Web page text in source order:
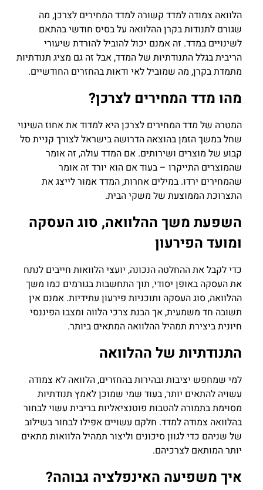
הלוואה צמודה למדד קשורה למדד המחירים לצרכן, מה
שגורם לתנודות בקרן ההלוואה על בסיס חודשי בהתאם
לשינויים במדד. זה אמנם יכול להוביל להורדת שיעורי
הריבית בגלל התנודתיות של המדד, אבל זה גם מציג תנודתיות
מתמדת בקרן, מה שמוביל לאי ודאות בהחזרים החודשיים.
מהו מדד המחירים לצרכן?
המטרה של מדד המחירים לצרכן היא למדוד את אחוז השינוי
שחל במשך הזמן בהוצאה הדרושה בישראל לצורך קניית סל
קבוע של מוצרים ושירותים. אם המדד עולה, זה אומר
שהמוצרים התייקרו – בעוד אם הוא יורד זה אומר
שהמחירים ירדו. במילים אחרות, המדד אמור לייצג את
התצרוכת הממוצעת של משקי הבית.
השפעת משך ההלוואה, סוג העסקה
ומועד הפירעון
כדי לקבל את ההחלטה הנכונה, יועצי הלוואות חייבים לנתח
את העסקה באופן יסודי, תוך התחשבות בגורמים כמו משך
ההלוואה, סוג העסקה ותוכניות פירעון עתידיות. אמנם אין
תשובה חד משמעית, אך הבנת צרכי הלווה ומצבו הפיננסי
חיונית ביצירת תמהיל ההלוואה המתאים ביותר.
התנודתיות של ההלוואה
למי שמחפש יציבות ובהירות בהחזרים, הלוואה לא צמודה
עשויה להתאים יותר, בעוד שמי שמוכן לאמץ תנודתיות
מסוימת בתמורה להטבות פוטנציאליות בריבית עשוי לבחור
בהלוואה צמודה למדד. חלקם עשויים אפילו לבחור בשילוב
של שניהם כדי לגוון סיכונים וליצור תמהיל הלוואות מתאים
יותר המותאם לצרכיהם.
איך משפיעה האינפלציה גבוהה?